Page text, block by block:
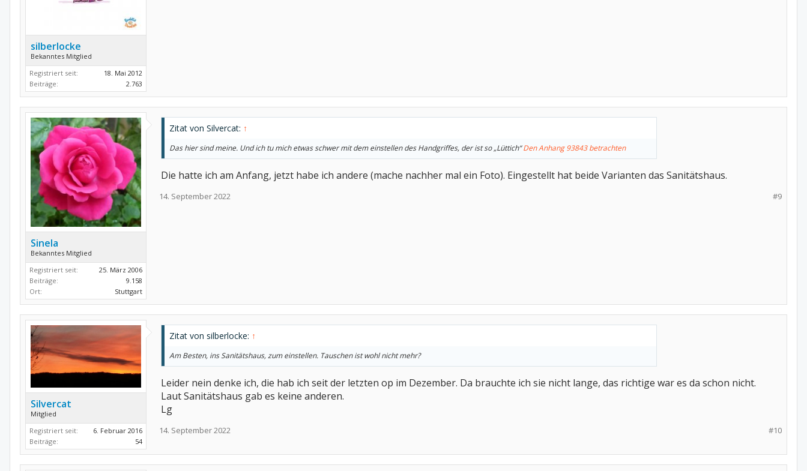
silberlocke
Bekanntes Mitglied
Registriert seit:
18. Mai 2012
Beiträge:
2.763
Sinela
Bekanntes Mitglied
Registriert seit:
25. März 2006
Beiträge:
9.158
Ort:
Stuttgart
Zitat von Silvercat: ↑
Das hier sind meine. Und ich tu mich etwas schwer mit dem einstellen des Handgriffes, der ist so „Lüttich“Den Anhang 93843 betrachten
Die hatte ich am Anfang, jetzt habe ich andere (mache nachher mal ein Foto). Eingestellt hat beide Varianten das Sanitätshaus.
#9
14. September 2022
Silvercat
Mitglied
Registriert seit:
6. Februar 2016
Beiträge:
54
Zitat von silberlocke: ↑
Am Besten, ins Sanitätshaus, zum einstellen. Tauschen ist wohl nicht mehr?
Leider nein denke ich, die hab ich seit der letzten op im Dezember. Da brauchte ich sie nicht lange, das richtige war es da schon nicht.
Laut Sanitätshaus gab es keine anderen.
Lg
#10
14. September 2022